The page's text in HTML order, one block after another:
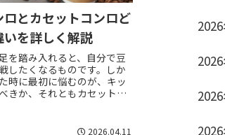
とカセットコンロど
を詳しく解説
を踏み入れると、自分で豆
したくなるものです。しか
時に最初に悩むのが、キッ
きか、それともカセットコ
2026.04.11